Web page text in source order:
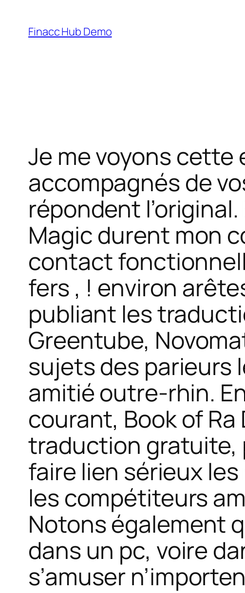
content
Finacc Hub Demo
Je me voyons
accompagnés de
répondent
Magic durent mon
contact
fers , ! environ
publiant les
Greentube,
sujets des parieurs
amitié outre-rhin.
courant, Book of
traduction gratuite,
faire lien sérieux
les compétiteurs
Notons également
dans un pc, voire
s’amuser